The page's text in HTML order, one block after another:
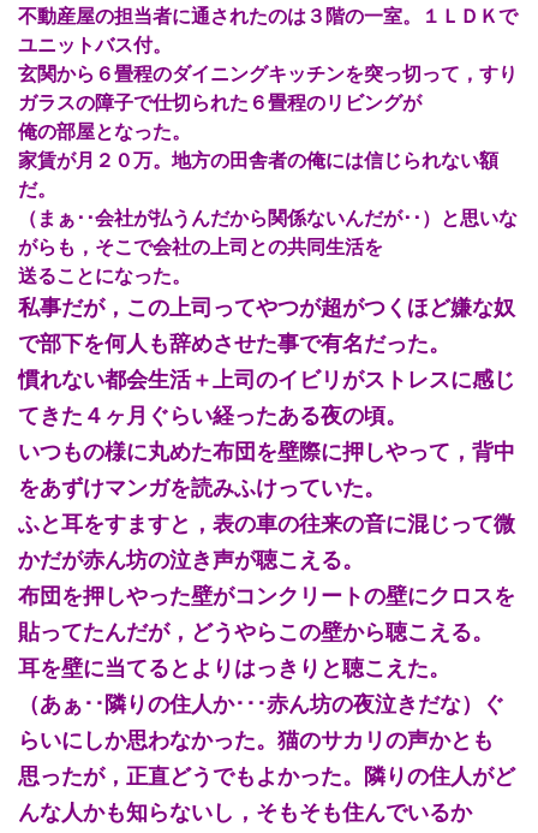
不動産屋の担当者に通されたのは３階の一室。１ＬＤＫで
ユニットバス付。
玄関から６畳程のダイニングキッチンを突っ切って，すり
ガラスの障子で仕切られた６畳程のリビングが
俺の部屋となった。
家賃が月２０万。地方の田舎者の俺には信じられない額
だ。
（まぁ･･会社が払うんだから関係ないんだが･･）と思いな
がらも，そこで会社の上司との共同生活を
送ることになった。
私事だが，この上司ってやつが超がつくほど嫌な奴
で部下を何人も辞めさせた事で有名だった。
慣れない都会生活＋上司のイビリがストレスに感じ
てきた４ヶ月ぐらい経ったある夜の頃。
いつもの様に丸めた布団を壁際に押しやって，背中
をあずけマンガを読みふけっていた。
ふと耳をすますと，表の車の往来の音に混じって微
かだが赤ん坊の泣き声が聴こえる。
布団を押しやった壁がコンクリートの壁にクロスを
貼ってたんだが，どうやらこの壁から聴こえる。
耳を壁に当てるとよりはっきりと聴こえた。
（あぁ･･隣りの住人か･･･赤ん坊の夜泣きだな）ぐ
らいにしか思わなかった。猫のサカリの声かとも
思ったが，正直どうでもよかった。隣りの住人がど
んな人かも知らないし，そもそも住んでいるか